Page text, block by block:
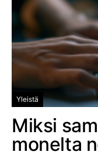
Yleistä
Miksi
monelta